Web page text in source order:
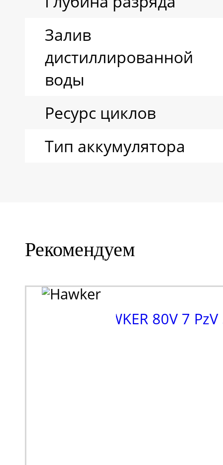
Залив
дистиллированной
воды
Ресурс циклов
Тип аккумулятора
Рекомендуем